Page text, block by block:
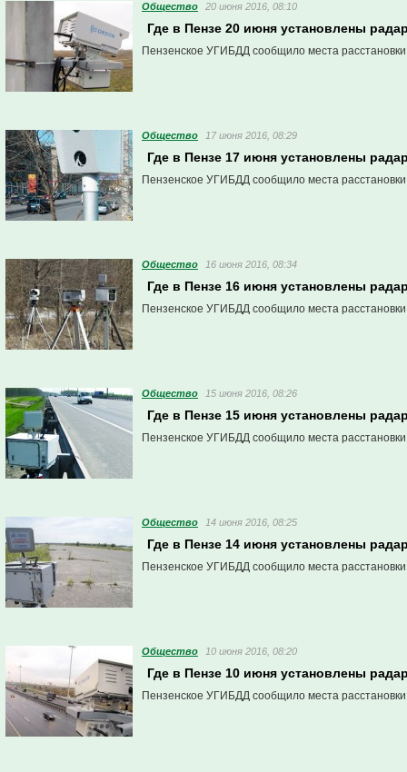
Общество 20 июня 2016, 08:10
Где в Пензе 20 июня установлены
Пензенское УГИБДД сообщило места
Общество 17 июня 2016, 08:29
Где в Пензе 17 июня установлены
Пензенское УГИБДД сообщило места
Общество 16 июня 2016, 08:34
Где в Пензе 16 июня установлены
Пензенское УГИБДД сообщило места
Общество 15 июня 2016, 08:26
Где в Пензе 15 июня установлены
Пензенское УГИБДД сообщило места
Общество 14 июня 2016, 08:25
Где в Пензе 14 июня установлены
Пензенское УГИБДД сообщило места
Общество 10 июня 2016, 08:20
Где в Пензе 10 июня установлены
Пензенское УГИБДД сообщило места